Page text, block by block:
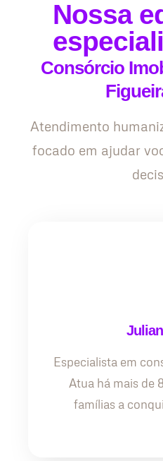
Nossa
Consórcio
Atendimento
focado em ajudar
Especialista em
Atua há mais de
famílias a